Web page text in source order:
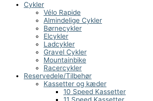
Cykler
Vélo Rapide
Almindelige Cykler
Børnecykler
Elcykler
Ladcykler
Gravel Cykler
Mountainbike
Racercykler
Reservedele/Tilbehør
Kassetter og kæder
10 Speed Kassetter